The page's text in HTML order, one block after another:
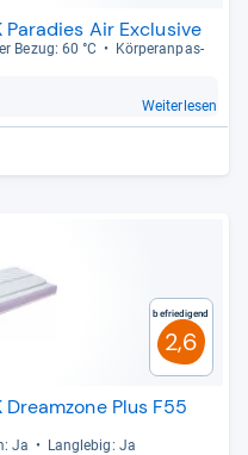
Paradies Air Exclusive
Bezug: 60 °C
Kör­pe­ran­pas­
Weiterlesen
Befriedigend
2,6
Plus F55
Ja
Lang­le­big: Ja